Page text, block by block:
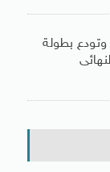
مصر تخسر أمام إسبانيا 27-26 وتودع بطولة